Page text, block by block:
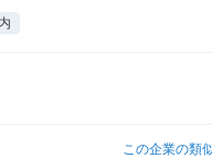
この企業の類